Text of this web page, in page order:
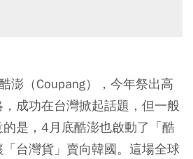
澎（Coupang），今年祭出高
成功在台灣掀起話題，但一般
是，4月底酷澎也啟動了「酷
台灣貨」賣向韓國。這場全球